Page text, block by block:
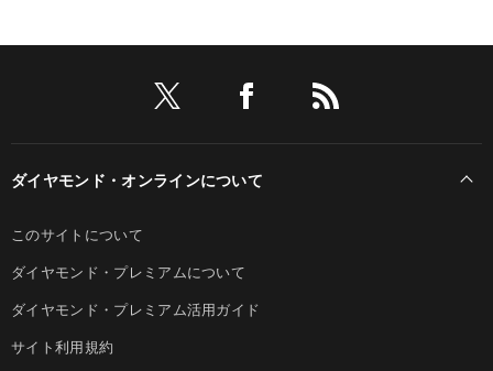
ダイヤモンド・オンラインについて
このサイトについて
ダイヤモンド・プレミアムについて
ダイヤモンド・プレミアム活用ガイド
サイト利用規約